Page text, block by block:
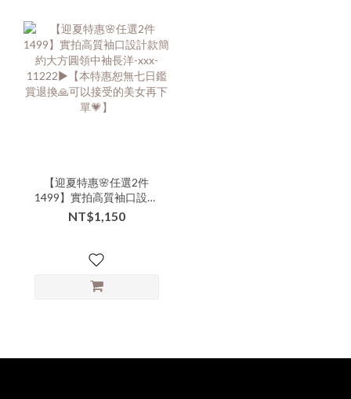
【迎夏特惠🌸任選2件
1499】實拍高質袖口設計
款簡約大方圓領中袖長洋-
xxx-11222▶【本特惠恕無
的美女再下單💗】
NT$1,150